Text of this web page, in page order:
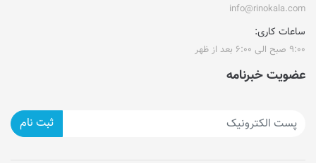
info@rinokala.com
ساعات کاری:
۹:۰۰ صبح الی ۶:۰۰ بعد از ظهر
عضویت خبرنامه
ثبت نام